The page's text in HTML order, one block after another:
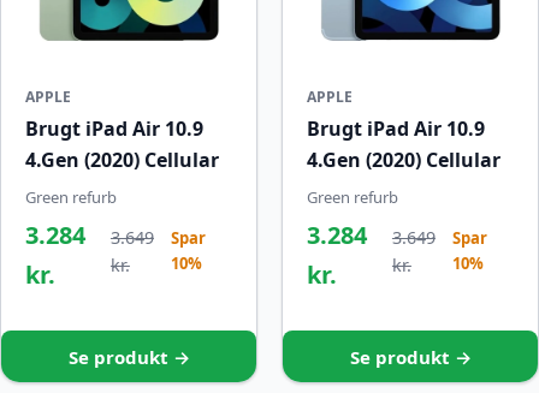
APPLE
Brugt iPad Air 10.9
4.Gen (2020) Cellular
Green refurb
3.284
kr.
3.649
kr.
Spar
10%
Se produkt →
APPLE
Brugt iPad Air 10.9
4.Gen (2020) Cellular
Green refurb
3.284
kr.
3.649
kr.
Spar
10%
Se produkt →